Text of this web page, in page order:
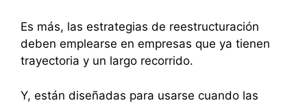
Es más, las estrategias de reestructuración
deben emplearse en empresas que ya tienen
trayectoria y un largo recorrido.
Y, están diseñadas para usarse cuando las